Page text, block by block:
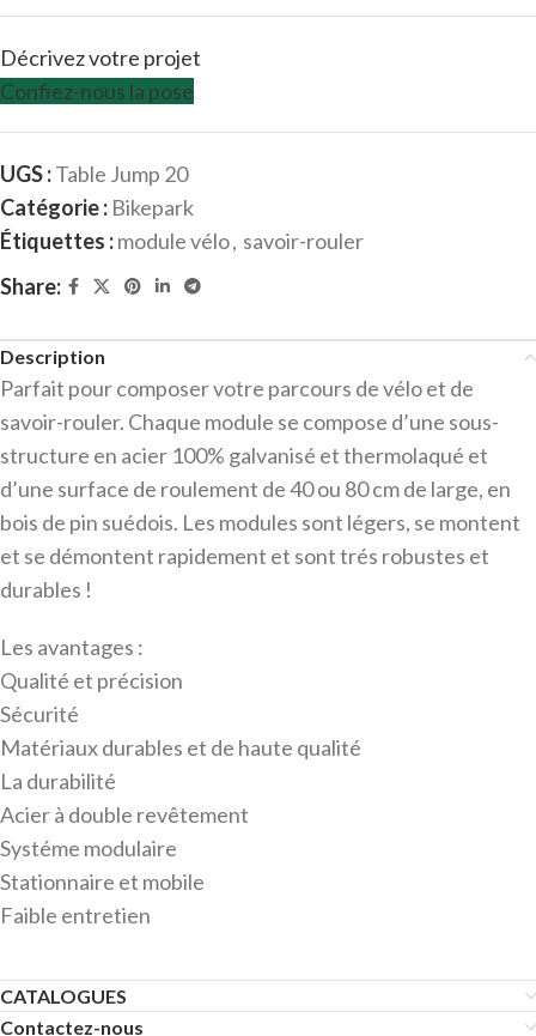
Décrivez votre projet
Confiez-nous la pose
UGS :Table Jump 20
Catégorie : Bikepark
Étiquettes :module vélo, savoir-rouler
Share:
Description
Parfait pour composer votre parcours de vélo et de
savoir-rouler. Chaque module se compose d’une sous-
structure en acier 100% galvanisé et thermolaqué et
d’une surface de roulement de 40 ou 80 cm de large, en
bois de pin suédois. Les modules sont légers, se montent
et se démontent rapidement et sont trés robustes et
durables !
Les avantages :
Qualité et précision
Sécurité
Matériaux durables et de haute qualité
La durabilité
Acier à double revêtement
Systéme modulaire
Stationnaire et mobile
Faible entretien
CATALOGUES
Contactez-nous